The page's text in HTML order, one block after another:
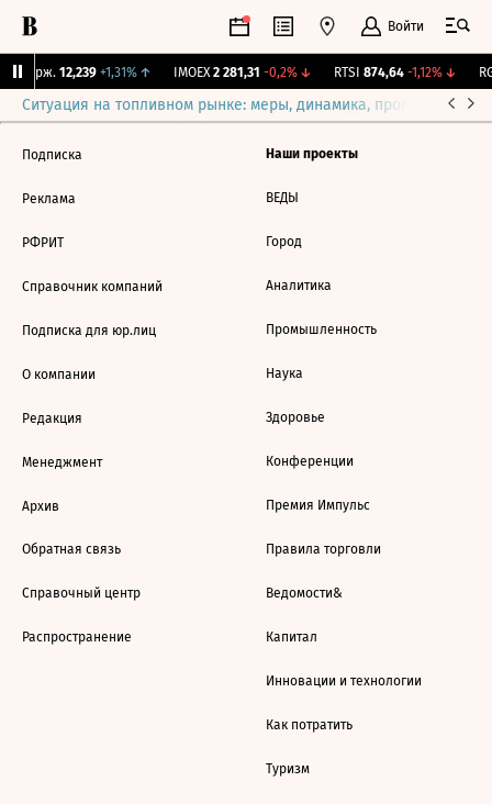
Войти
Бирж. 12,239 +1,31%↑ IMOEX 2 281,31 -0,2%↓ RTSI 874,64 -1,12%↓
Ситуация на топливном рынке: меры, динамика, прогнозы
Подписка
Реклама
РФРИТ
Справочник компаний
Подписка для юр.лиц
О компании
Редакция
Менеджмент
Архив
Обратная связь
Справочный центр
Распространение
Наши проекты
ВЕДЫ
Город
Аналитика
Промышленность
Наука
Здоровье
Конференции
Премия Импульс
Правила торговли
Ведомости&
Капитал
Инновации и технологии
Как потратить
Туризм